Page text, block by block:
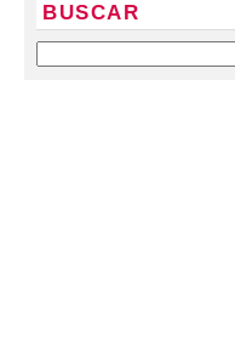
BUSCAR